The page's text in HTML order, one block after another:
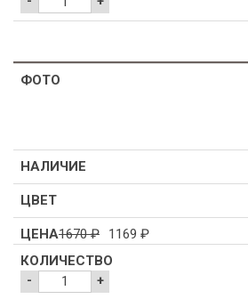
1670₽ 1169 ₽
- +